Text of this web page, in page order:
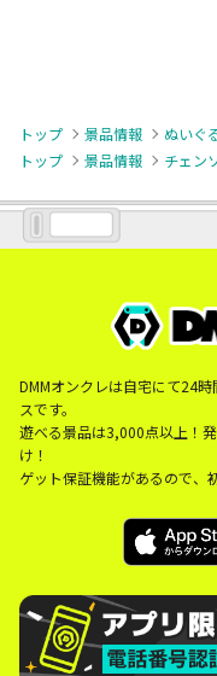
トップ 景品情報 ぬいぐ
トップ
景品情報 チェン
DMMオンクレは自宅にて24
スです。
遊べる景品は3,000点以上！
け！
ゲット保証機能があるので、